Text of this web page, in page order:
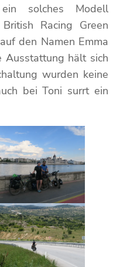
solches Modell
Racing Green
den Namen Emma
Ausstattung hält sich
wurden keine
bei Toni surrt ein